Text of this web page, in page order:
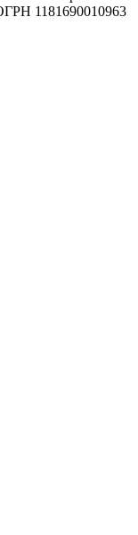
1181690010963